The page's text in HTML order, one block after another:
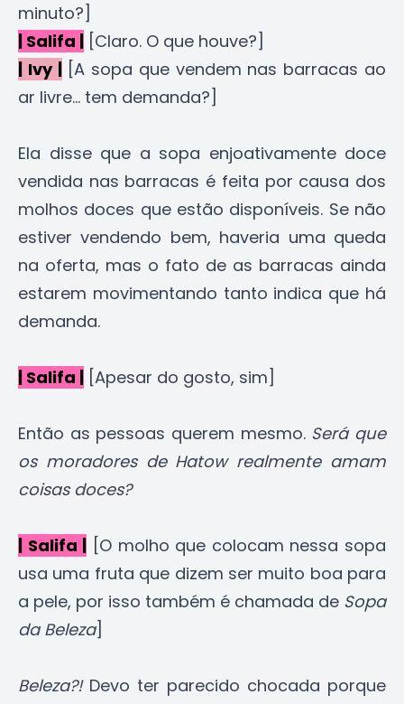
minuto?]
| Salifa | [Claro. O que houve?]
| Ivy |[A sopa que vendem nas barracas ao
ar livre... tem demanda?]
Ela disse que a sopa enjoativamente doce
vendida nas barracas é feita por causa dos
molhos doces que estão disponíveis. Se não
estiver vendendo bem, haveria uma queda
na oferta, mas o fato de as barracas ainda
estarem movimentando tanto indica que há
demanda.
| Salifa | [Apesar do gosto, sim]
Então as pessoas querem mesmo. Será que
os moradores de Hatow realmente amam
coisas doces?
| Salifa | [O molho que colocam nessa sopa
usa uma fruta que dizem ser muito boa para
a pele, por isso também é chamada de Sopa
da Beleza]
Beleza?!Devo ter parecido chocada porque